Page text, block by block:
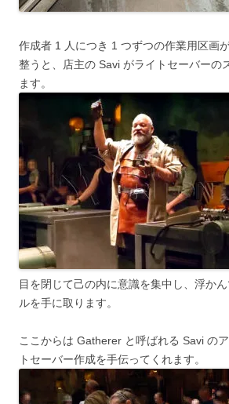
作成者 1 人につき 1 つずつの作業用区画
整うと、店主の Savi がライトセーバーの
ます。
目を閉じて己の内に意識を集中し、浮か
ルを手に取ります。
ここからは Gatherer と呼ばれる Savi の
トセーバー作成を手伝ってくれます。